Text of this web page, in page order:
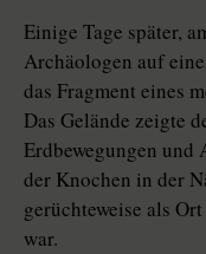
Einige Tage später,
Archäologen auf
das Fragment eines
Das Gelände zeigte
Erdbewegungen und
der Knochen in der
gerüchteweise als
war.